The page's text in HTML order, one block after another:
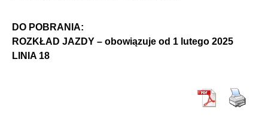
DO POBRANIA:
ROZKŁAD JAZDY – obowiązuje od 1 lutego 2025
LINIA 18